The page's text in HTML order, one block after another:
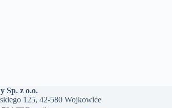
Sp. z o.o.
125, 42-580 Wojkowice